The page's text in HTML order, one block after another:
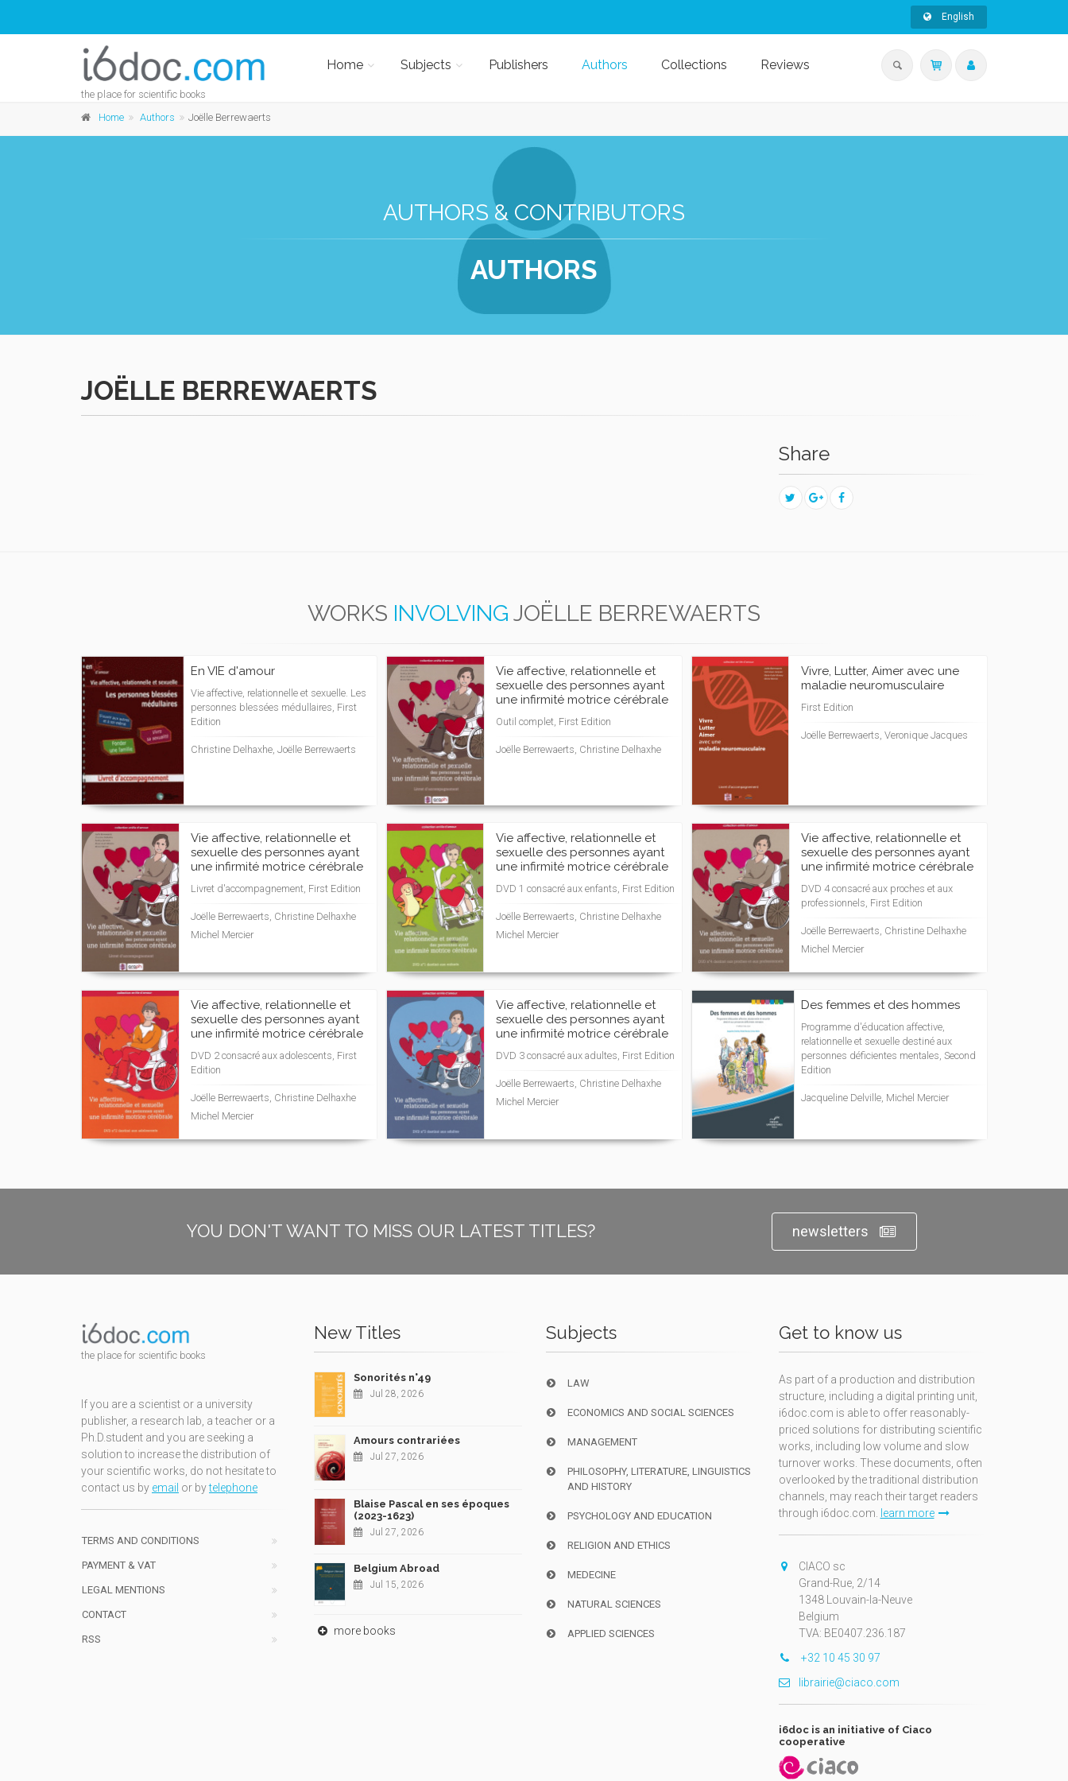
English
the place for scientific books
Home Subjects Publishers Authors Collections Reviews
Home Authors Joëlle Berrewaerts
AUTHORS & CONTRIBUTORS
AUTHORS
JOËLLE BERREWAERTS
Share
WORKS INVOLVING JOËLLE BERREWAERTS
En VIE d'amour
Vie affective, relationnelle et sexuelle. Les
personnes blessées médullaires, First
Edition
Christine Delhaxhe, Joëlle Berrewaerts
Vie affective, relationnelle et
sexuelle des personnes ayant
une infirmité motrice cérébrale
Outil complet, First Edition
Joëlle Berrewaerts, Christine Delhaxhe
Vivre, Lutter, Aimer avec une
maladie neuromusculaire
First Edition
Joëlle Berrewaerts, Veronique Jacques
Vie affective, relationnelle et
sexuelle des personnes ayant
une infirmité motrice cérébrale
Livret d'accompagnement, First Edition
Joëlle Berrewaerts, Christine Delhaxhe
Michel Mercier
Vie affective, relationnelle et
sexuelle des personnes ayant
une infirmité motrice cérébrale
DVD 1 consacré aux enfants, First Edition
Joëlle Berrewaerts, Christine Delhaxhe
Michel Mercier
Vie affective, relationnelle et
sexuelle des personnes ayant
une infirmité motrice cérébrale
DVD 4 consacré aux proches et aux
professionnels, First Edition
Joëlle Berrewaerts, Christine Delhaxhe
Michel Mercier
Vie affective, relationnelle et
sexuelle des personnes ayant
une infirmité motrice cérébrale
DVD 2 consacré aux adolescents, First
Edition
Joëlle Berrewaerts, Christine Delhaxhe
Michel Mercier
Vie affective, relationnelle et
sexuelle des personnes ayant
une infirmité motrice cérébrale
DVD 3 consacré aux adultes, First Edition
Joëlle Berrewaerts, Christine Delhaxhe
Michel Mercier
Des femmes et des hommes
Programme d'éducation affective,
relationnelle et sexuelle destiné aux
personnes déficientes mentales, Second
Edition
Jacqueline Delville, Michel Mercier
YOU DON'T WANT TO MISS OUR LATEST TITLES? newsletters
the place for scientific books
If you are a scientist or a university
publisher, a research lab, a teacher or a
Ph.D.student and you are seeking a
solution to increase the distribution of
your scientific works, do not hesitate to
contact us by email or bytelephone
TERMS AND CONDITIONS
PAYMENT & VAT
LEGAL MENTIONS
CONTACT
RSS
New Titles
Sonorités n°49
Jul 28, 2026
Amours contrariées
Jul 27, 2026
Blaise Pascal en ses époques
(2023-1623)
Jul 27, 2026
Belgium Abroad
Jul 15, 2026
more books
Subjects
LAW
ECONOMICS AND SOCIAL SCIENCES
MANAGEMENT
PHILOSOPHY, LITERATURE, LINGUISTICS
AND HISTORY
PSYCHOLOGY AND EDUCATION
RELIGION AND ETHICS
MEDECINE
NATURAL SCIENCES
APPLIED SCIENCES
Get to know us
As part of a production and distribution
structure, including a digital printing unit,
i6doc.com is able to offer reasonably-
priced solutions for distributing scientific
works, including low volume and slow
turnover works. These documents, often
overlooked by the traditional distribution
channels, may reach their target readers
through i6doc.com.
learn more
CIACO sc
Grand-Rue, 2/14
1348 Louvain-la-Neuve
Belgium
TVA: BE0407.236.187
+32 10 45 30 97
librairie@ciaco.com
i6doc is an initiative of Ciaco
cooperative